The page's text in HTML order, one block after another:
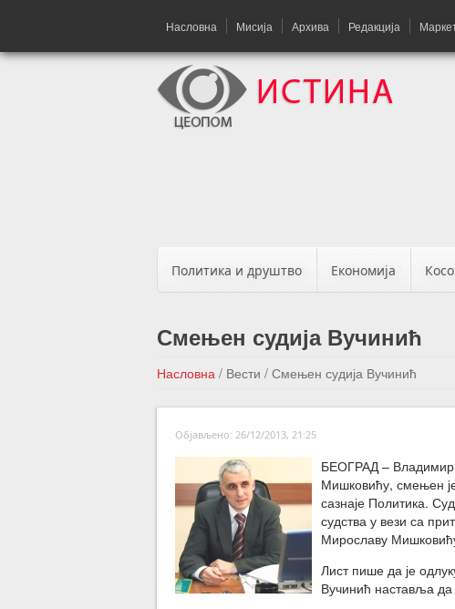
Насловна Мисија Архива Редакција
Политика и друштво Економија
Смењен судија Вучинић
Насловна / Вести / Смењен судија Вучинић
Објављено: 26/12/2013, 21:25
БЕОГРАД – Владимир
Мишковићу, смењен
сазнаје Политика.
судства у вези са
Мирославу
Лист пише да је
Вучинић наставља да